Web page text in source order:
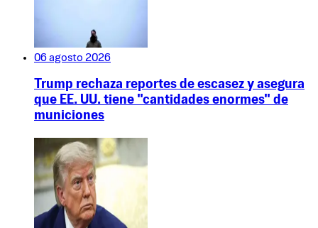
06 agosto 2026
Trump rechaza reportes de escasez y asegura
que EE. UU. tiene "cantidades enormes" de
municiones